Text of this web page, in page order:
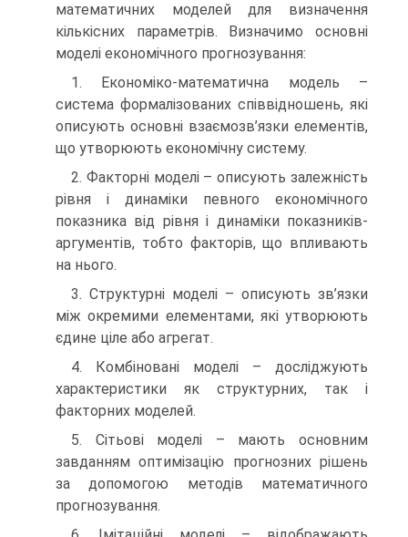
математичних моделей для визначення
кількісних параметрів. Визначимо основні
моделі економічного прогнозування:
1. Економіко-математична модель –
система формалізованих співвідношень, які
описують основні взаємозв’язки елементів,
що утворюють економічну систему.
2. Факторні моделі – описують залежність
рівня і динаміки певного економічного
показника від рівня і динаміки показників-
аргументів, тобто факторів, що впливають
на нього.
3. Структурні моделі – описують зв’язки
між окремими елементами, які утворюють
єдине ціле або агрегат.
4. Комбіновані моделі – досліджують
характеристики як структурних, так і
факторних моделей.
5. Сітьові моделі – мають основним
завданням оптимізацію прогнозних рішень
за допомогою методів математичного
прогнозування.